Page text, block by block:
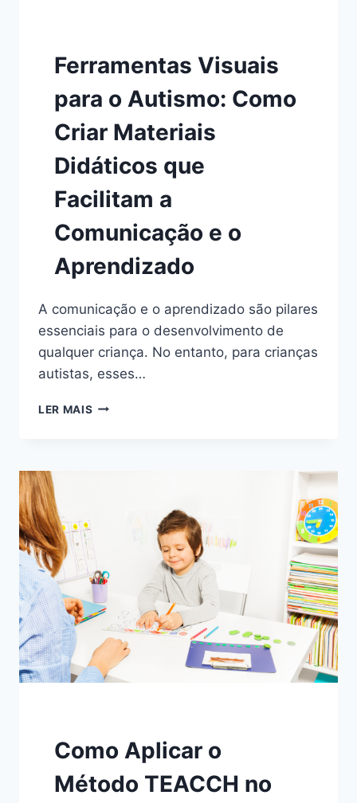
Ferramentas Visuais
para o Autismo: Como
Criar Materiais
Didáticos que
Facilitam a
Comunicação e o
Aprendizado
A comunicação e o aprendizado são pilares
essenciais para o desenvolvimento de
qualquer criança. No entanto, para crianças
autistas, esses…
LER MAIS FERRAMENTAS
DIDÁTICOS
FACILITAM
A
COMUNICAÇÃO
E
APRENDIZADO
Como Aplicar o
Método TEACCH no